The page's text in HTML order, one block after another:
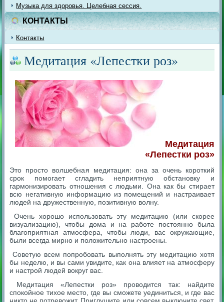
Музыка для здоровья. Целебная сессия.
КОНТАКТЫ
Контакты
Медитация «Лепестки роз»
Медитация
«Лепестки роз»
Это просто волшебная медитация: она за очень короткий
срок помогает сгладить неприятную обстановку и
гармонизировать отношения с людьми. Она как бы стирает
всю негативную информацию из помещений и настраивает
людей на дружественную, позитивную волну.
Очень хорошо использовать эту медитацию (или скорее
визуализацию), чтобы дома и на работе постоянно была
благоприятная атмосфера, чтобы люди, вас окружающие,
были всегда мирно и положительно настроены.
Советую всем попробовать выполнять эту медитацию хотя
бы неделю, и вы сами увидите, как она влияет на атмосферу
и настрой людей вокруг вас.
Медитация «Лепестки роз» проводится так: найдите
спокойное тихое место, где вы сможете уединиться, и где вас